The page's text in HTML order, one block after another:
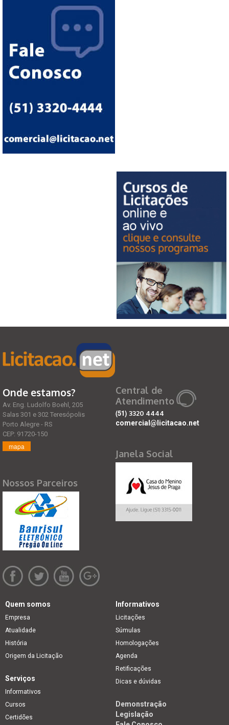
Onde estamos?
Av. Eng. Ludolfo Boehl, 205
Salas 301 e 302 Teresópolis
Porto Alegre - RS
CEP: 91720-150
mapa
Nossos Parceiros
Central de
Atendimento
(51) 3320 4444
comercial@licitacao.net
Janela Social
Quem somos
Empresa
Atualidade
História
Origem da Licitação
Informativos
Licitações
Súmulas
Homologações
Agenda
Retificações
Dicas e dúvidas
Serviços
Informativos
Cursos
Certidões
Demonstração
Legislação